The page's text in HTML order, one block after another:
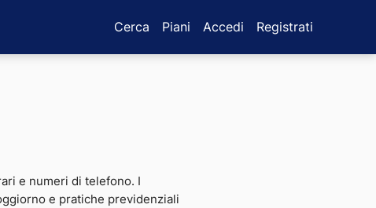
Cerca Piani Accedi Registrati
e numeri di telefono. I
e pratiche previdenziali